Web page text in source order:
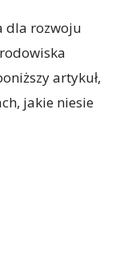
dla rozwoju
artykuł,
jakie niesie